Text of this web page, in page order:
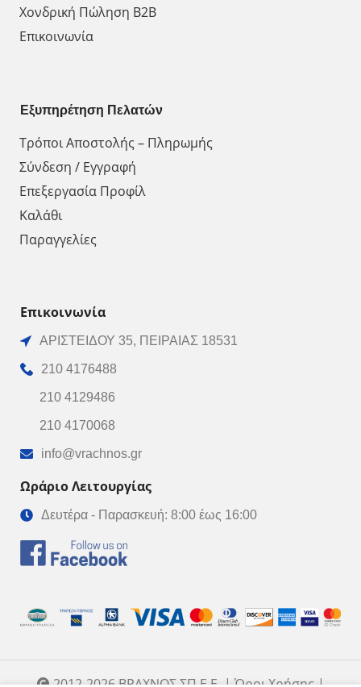
Χονδρική Πώληση Β2Β
Επικοινωνία
Εξυπηρέτηση Πελατών
Τρόποι Αποστολής – Πληρωμής
Σύνδεση / Εγγραφή
Επεξεργασία Προφίλ
Καλάθι
Παραγγελίες
Επικοινωνία
ΑΡΙΣΤΕΙΔΟΥ 35, ΠΕΙΡΑΙΑΣ 18531
210 4176488
210 4129486
210 4170068
info@vrachnos.gr
Ωράριο Λειτουργίας
Δευτέρα - Παρασκευή: 8:00 έως 16:00